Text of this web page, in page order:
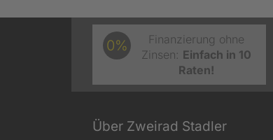
0%
Finanzierung ohne
Zinsen: Einfach in 10
Raten!
Über Zweirad Stadler